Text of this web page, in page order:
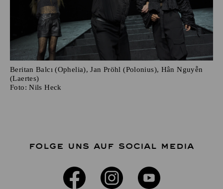
Beritan Balcı (Ophelia), Jan Pröhl (Polonius), Hân Nguyễn
(Laertes)
Foto: Nils Heck
FOLGE UNS AUF SOCIAL MEDIA